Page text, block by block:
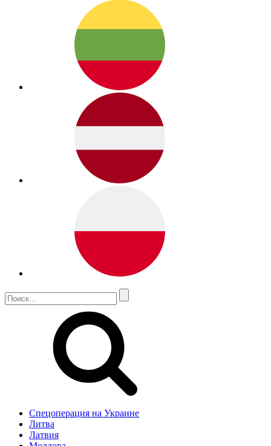
Спецоперация на Украине
Литва
Латвия